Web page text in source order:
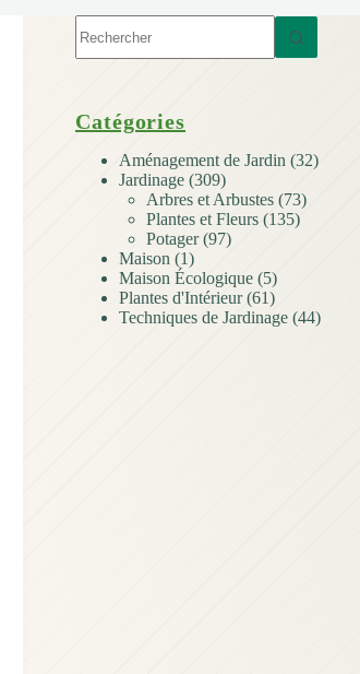
résultat
Catégories
Aménagement de Jardin (32)
Jardinage (309)
Arbres et Arbustes (73)
Plantes et Fleurs (135)
Potager(97)
Maison (1)
Maison Écologique (5)
Plantes d'Intérieur(61)
Techniques de Jardinage (44)